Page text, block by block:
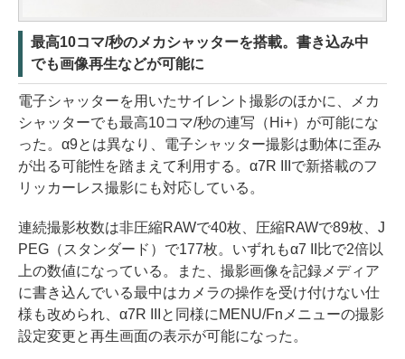
最高10コマ/秒のメカシャッターを搭載。書き込み中
でも画像再生などが可能に
電子シャッターを用いたサイレント撮影のほかに、メカ
シャッターでも最高10コマ/秒の連写（Hi+）が可能にな
った。α9とは異なり、電子シャッター撮影は動体に歪み
が出る可能性を踏まえて利用する。α7R IIIで新搭載のフ
リッカーレス撮影にも対応している。
連続撮影枚数は非圧縮RAWで40枚、圧縮RAWで89枚、J
PEG（スタンダード）で177枚。いずれもα7 II比で2倍以
上の数値になっている。また、撮影画像を記録メディア
に書き込んでいる最中はカメラの操作を受け付けない仕
様も改められ、α7R IIIと同様にMENU/Fnメニューの撮影
設定変更と再生画面の表示が可能になった。